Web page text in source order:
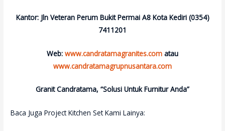
Kantor: Jln Veteran Perum Bukit Permai A8 Kota Kediri (0354)
7411201
Web: www.candratamagranites.com atau
www.candratamagrupnusantara.com
Granit Candratama, “Solusi Untuk Furnitur Anda”
Baca Juga Project Kitchen Set Kami Lainya: